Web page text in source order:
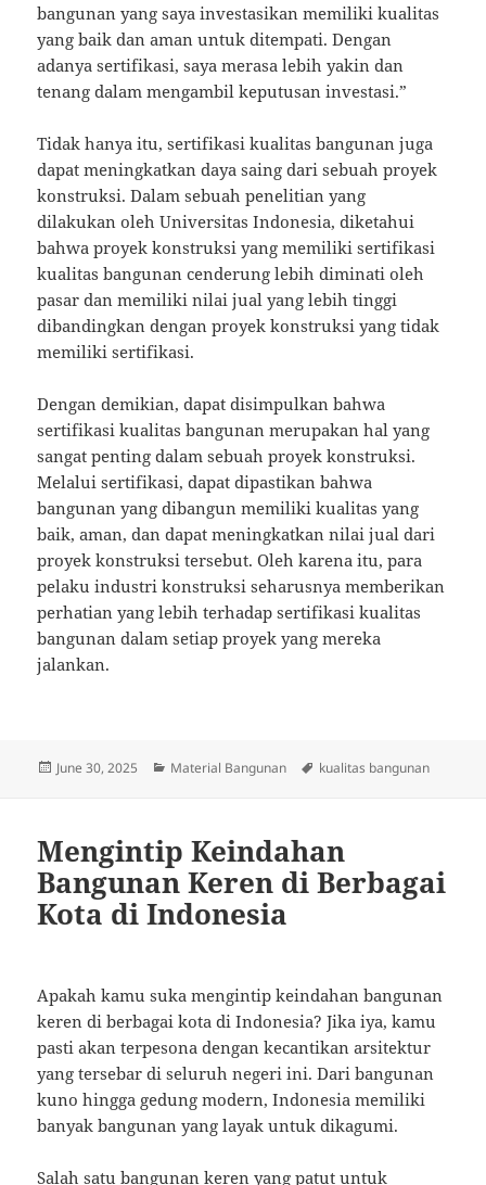
bangunan yang saya investasikan memiliki kualitas
yang baik dan aman untuk ditempati. Dengan
adanya sertifikasi, saya merasa lebih yakin dan
tenang dalam mengambil keputusan investasi.”
Tidak hanya itu, sertifikasi kualitas bangunan juga
dapat meningkatkan daya saing dari sebuah proyek
konstruksi. Dalam sebuah penelitian yang
dilakukan oleh Universitas Indonesia, diketahui
bahwa proyek konstruksi yang memiliki sertifikasi
kualitas bangunan cenderung lebih diminati oleh
pasar dan memiliki nilai jual yang lebih tinggi
dibandingkan dengan proyek konstruksi yang tidak
memiliki sertifikasi.
Dengan demikian, dapat disimpulkan bahwa
sertifikasi kualitas bangunan merupakan hal yang
sangat penting dalam sebuah proyek konstruksi.
Melalui sertifikasi, dapat dipastikan bahwa
bangunan yang dibangun memiliki kualitas yang
baik, aman, dan dapat meningkatkan nilai jual dari
proyek konstruksi tersebut. Oleh karena itu, para
pelaku industri konstruksi seharusnya memberikan
perhatian yang lebih terhadap sertifikasi kualitas
bangunan dalam setiap proyek yang mereka
jalankan.
Posted
June 30, 2025 Categories
Material Bangunan Tags
kualitas bangunan
Mengintip Keindahan
Bangunan Keren di Berbagai
Kota di Indonesia
Apakah kamu suka mengintip keindahan bangunan
keren di berbagai kota di Indonesia? Jika iya, kamu
pasti akan terpesona dengan kecantikan arsitektur
yang tersebar di seluruh negeri ini. Dari bangunan
kuno hingga gedung modern, Indonesia memiliki
banyak bangunan yang layak untuk dikagumi.
Salah satu bangunan keren yang patut untuk